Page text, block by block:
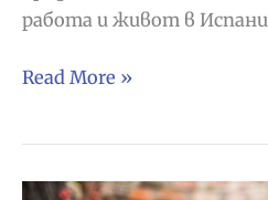
работа и живот в
Работник
Read More »